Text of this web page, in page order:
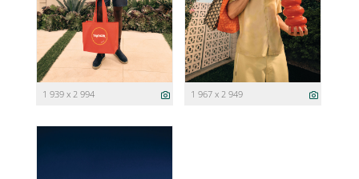
1 939 x 2 994 1 967 x 2 949